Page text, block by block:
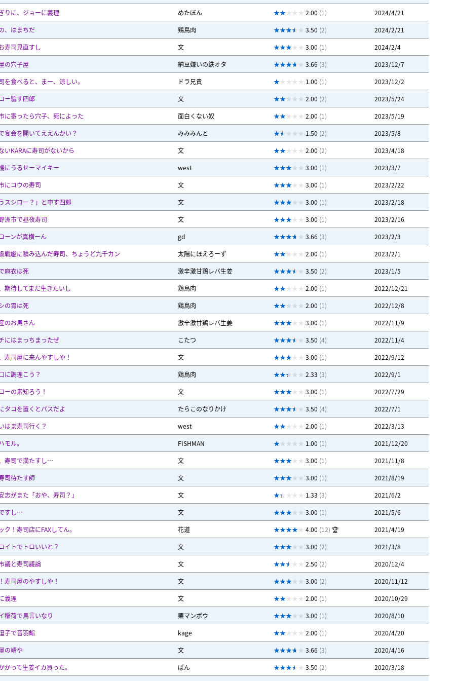
りに、ジョーに義理 めたぼん 2.00 (1)
2024/4/21
、はまちだ
鶏鳥肉 3.50 (2)
2024/2/21
寿司見直すし
文 3.00 (1)
2024/2/4
の穴子屋
納豆嫌いの鉄オタ 3.66 (3)
2023/12/7
を食べると、まー、涼しい。
ドラ兄貴 1.00 (1)
2023/12/2
ー騙す四郎
文 2.00 (2)
2023/5/24
に寄ったら穴子、死によった
面白くない奴 2.00 (1)
2023/5/19
宴会を開いてええんかい？
みみみんと 1.50 (2)
2023/5/8
いKARAに寿司がないから
文 2.00 (2)
2023/4/18
にうるせーマイキー
west 3.00 (1)
2023/3/7
にコウの寿司
文 3.00 (1)
2023/2/22
スシロー？」と申す四郎
文 3.00 (1)
2023/2/18
洲市で昼夜寿司
文 3.00 (1)
2023/2/16
ーンが真横ーん
gd 3.66 (3)
2023/2/3
戦艦に積み込んだ寿司、ちょうど九千カン
太陽にほえろーず 2.00 (1)
2023/2/1
麻衣は死
激辛激甘鶏レバ生姜 3.50 (2)
2023/1/5
期待してまだ生きたいし
鶏鳥肉 2.00 (1)
2022/12/21
の胃は死
鶏鳥肉 2.00 (1)
2022/12/8
のお馬さん
激辛激甘鶏レバ生姜 3.00 (1)
2022/11/9
にはまっちまったぜ
こたつ 3.50 (4)
2022/11/4
寿司屋に来んやすしや！
文 3.00 (1)
2022/9/12
に調理こう？
鶏鳥肉 2.33 (3)
2022/9/1
ーの素知ろう！
文 3.00 (1)
2022/7/29
タコを置くとパスだよ
たらこのなりかけ 3.50 (4)
2022/7/1
はま寿司行く？
west 2.00 (1)
2022/3/13
モル。
FISHMAN 1.00 (1)
2021/12/20
寿司で満たすし…
文 3.00 (1)
2021/11/8
司待たす師
文 3.00 (1)
2021/8/19
志がまた「おや、寿司？」
文 1.33 (3)
2021/6/2
すし…
文 3.00 (1)
2021/5/6
ク！寿司店にFAXしてん。
花道 4.00 (12) 🏆
2021/4/19
イトでトロいいと？
文 3.00 (2)
2021/3/8
議と寿司議論
文 2.50 (2)
2020/12/4
寿司屋のやすしや！
文 3.00 (2)
2020/11/12
義理
文 2.00 (1)
2020/10/29
稲荷で馬言いなり
栗マンボウ 3.00 (1)
2020/8/10
子で音羽鮨
kage 2.00 (1)
2020/4/20
の靖や
文 3.66 (3)
2020/4/16
かって生姜イカ買った。
ばん 3.50 (2)
2020/3/18